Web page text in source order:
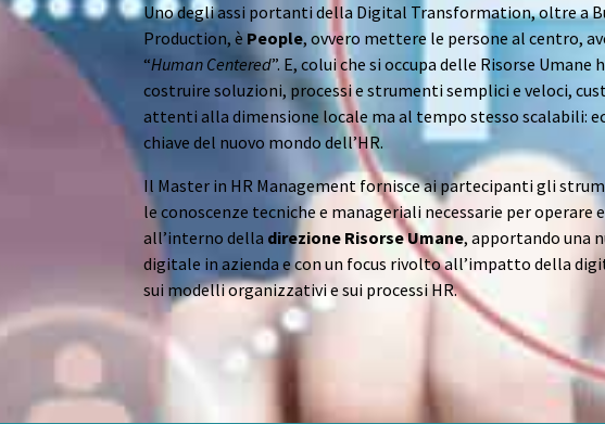
Uno degli assi portanti della Digital Transformation, oltre a
Production, è People, ovvero mettere le persone al centro,
“Human Centered”. E, colui che si occupa delle Risorse Umane
costruire soluzioni, processi e strumenti semplici e veloci,
attenti alla dimensione locale ma al tempo stesso scalabili:
chiave del nuovo mondo dell’HR.
Il Master in HR Management fornisce ai partecipanti gli
le conoscenze tecniche e manageriali necessarie per operare
all’interno della direzione Risorse Umane, apportando una
digitale in azienda e con un focus rivolto all’impatto della
sui modelli organizzativi e sui processi HR.